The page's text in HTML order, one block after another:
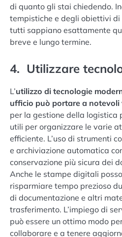
di quanto gli stai chiedendo.
tempistiche e degli obiettivi
tutti sappiano esattamente
breve e lungo termine.
4. Utilizzare
L’utilizzo di tecnologie
ufficio può portare a
per la gestione della logistica
utili per organizzare le varie
efficiente. L’uso di strumenti
e archiviazione automatica
conservazione più sicura dei
Anche le stampe digitali
risparmiare tempo prezioso
di documentazione e altri
trasferimento. L’impiego di
può essere un ottimo modo
collaborare e a tenere